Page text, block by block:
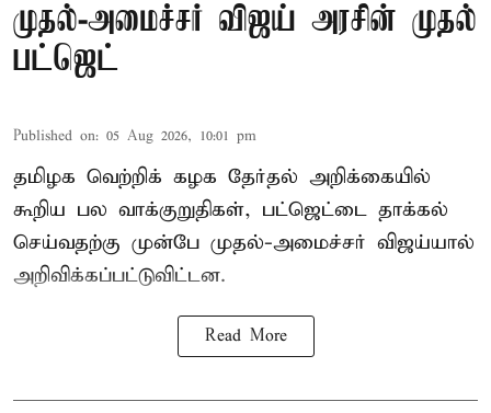
முதல்-அமைச்சர் விஜய் அரசின் முதல்
பட்ஜெட்
Published on: 05 Aug 2026, 10:01 pm
தமிழக வெற்றிக் கழக தேர்தல் அறிக்கையில்
கூறிய பல வாக்குறுதிகள், பட்ஜெட்டை தாக்கல்
செய்வதற்கு முன்பே முதல்-அமைச்சர் விஜய்யால்
அறிவிக்கப்பட்டுவிட்டன.
Read More